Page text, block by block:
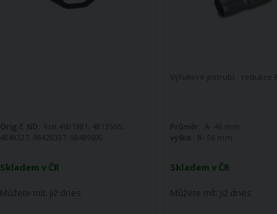
Skladem v ČR
Můžete mít: již dnes
Orig.č. ND: Fiat 4601981, 4813566,
4849327, 98428397, 98489690
Skladem v ČR
Můžete mít: již dnes
Výfukové potrubí - redukce
Průměr: A- 46 mm
výška: B- 56 mm